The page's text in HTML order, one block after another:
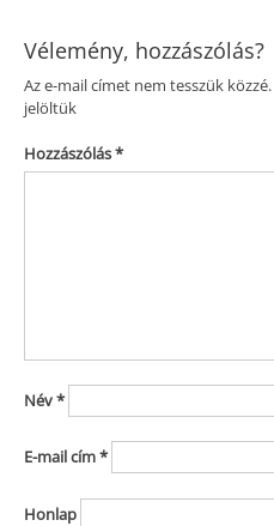
Vélemény, hozzászólás?
Az e-mail címet nem tesszük közzé.
jelöltük
Hozzászólás*
Név*
E-mail cím*
Honlap